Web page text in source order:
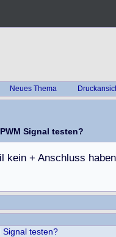
Neues Thema
Signal testen?
il kein + Anschluss haben
Signal testen?